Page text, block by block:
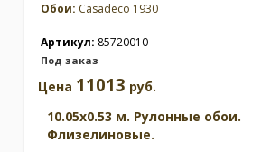
Обои: Casadeco 1930
Артикул: 85720010
Под заказ
Цена 11013 руб.
10.05x0.53 м. Рулонные обои.
Флизелиновые.